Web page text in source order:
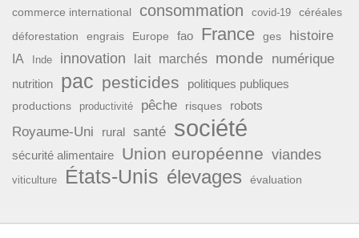
commerce international consommation covid-19 céréales
déforestation engrais Europe fao France ges histoire
IA Inde innovation lait marchés monde numérique
nutrition pac pesticides politiques publiques
productions productivité pêche risques robots
Royaume-Uni rural santé société
sécurité alimentaire Union européenne viandes
viticulture États-Unis élevages évaluation